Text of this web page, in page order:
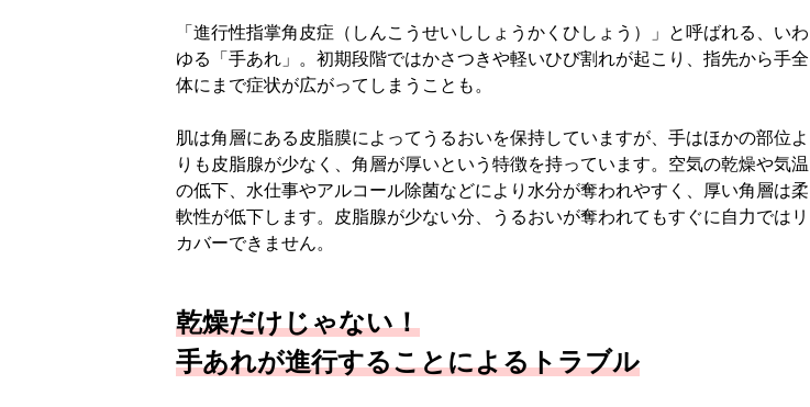
「進行性指掌角皮症（しんこうせいししょうかくひしょう）」と呼ばれる、いわ
ゆる「手あれ」。初期段階ではかさつきや軽いひび割れが起こり、指先から手全
体にまで症状が広がってしまうことも。
肌は角層にある皮脂膜によってうるおいを保持していますが、手はほかの部位よ
りも皮脂腺が少なく、角層が厚いという特徴を持っています。空気の乾燥や気温
の低下、水仕事やアルコール除菌などにより水分が奪われやすく、厚い角層は柔
軟性が低下します。皮脂腺が少ない分、うるおいが奪われてもすぐに自力ではリ
カバーできません。
乾燥だけじゃない！
手あれが進行することによるトラブル